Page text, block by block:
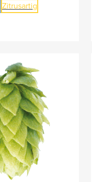
Zitrusartig